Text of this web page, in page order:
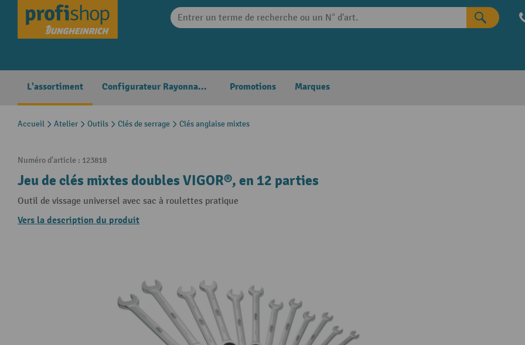
Skip to main navigation
L'assortiment Configurateur Rayonnages Promotions Marques
Accueil Atelier Outils Clés de serrage Clés anglaise mixtes
Numéro d'article : 123818
Jeu de clés mixtes doubles VIGOR®, en 12 parties
Outil de vissage universel avec sac à roulettes pratique
Vers la description du produit